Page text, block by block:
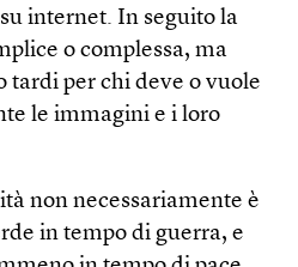
internet. In seguito la
o complessa, ma
tardi per chi deve o vuole
le immagini e i loro
non necessariamente è
in tempo di guerra, e